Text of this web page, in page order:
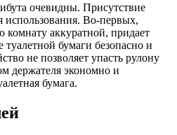
очевидны. Присутствие
использования. Во-первых,
комнату аккуратной, придает
туалетной бумаги безопасно и
не позволяет упасть рулону
держателя экономно и
бумага.